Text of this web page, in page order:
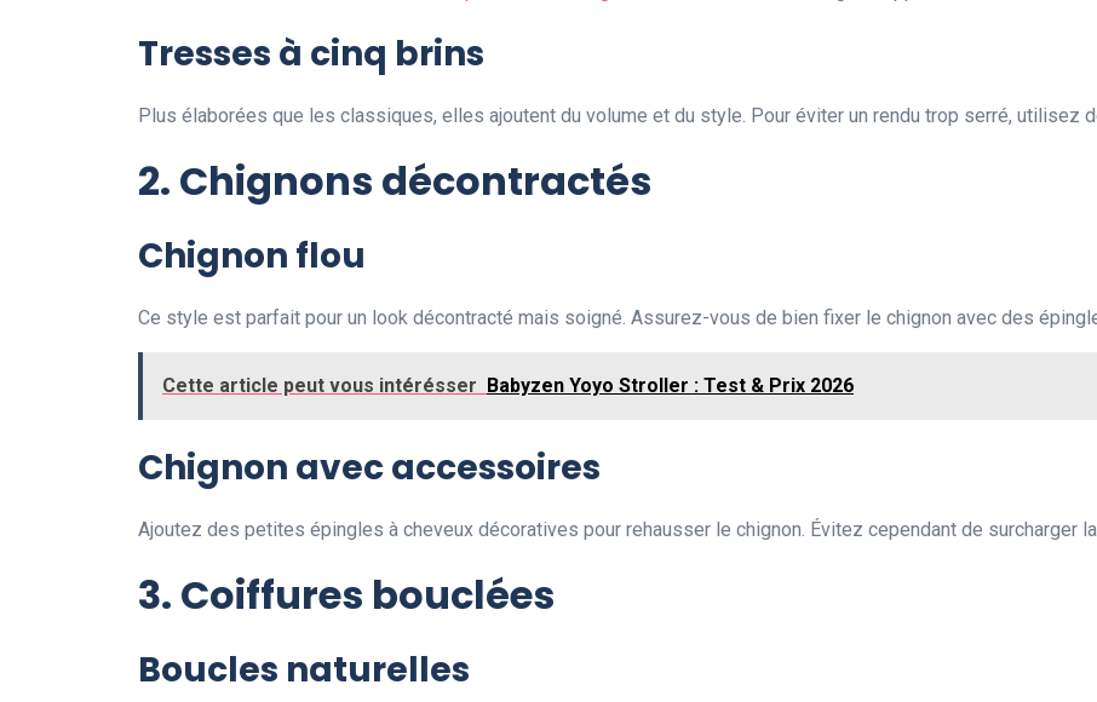
Tresses à cinq brins
Plus élaborées que les classiques, elles ajoutent du volume et du style. Pour éviter un rendu trop serré, utilisez
2. Chignons décontractés
Chignon flou
Ce style est parfait pour un look décontracté mais soigné. Assurez-vous de bien fixer le chignon avec des
Cette article peut vous intérésser Babyzen Yoyo Stroller : Test & Prix 2026
Chignon avec accessoires
Ajoutez des petites épingles à cheveux décoratives pour rehausser le chignon. Évitez cependant de surcharger
3. Coiffures bouclées
Boucles naturelles